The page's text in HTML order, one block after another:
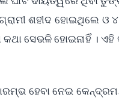
ଶହୀଦ ହୋଇଥିଲେ
ସେଭଳି ହୋଇନାହିଁ ।
ହେବା ନେଇ